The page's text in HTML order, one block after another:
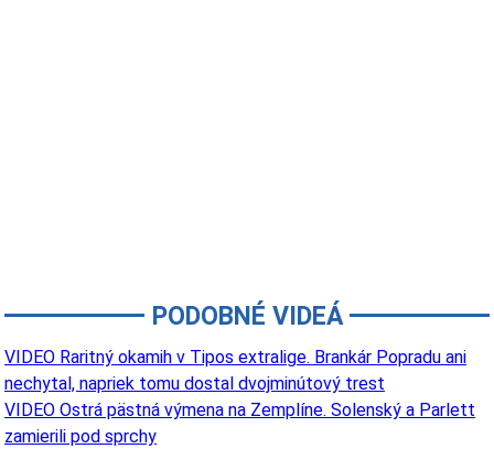
PODOBNÉ VIDEÁ
VIDEO Raritný okamih v Tipos extralige. Brankár Popradu ani
nechytal, napriek tomu dostal dvojminútový trest
VIDEO Ostrá pästná výmena na Zemplíne. Solenský a Parlett
zamierili pod sprchy